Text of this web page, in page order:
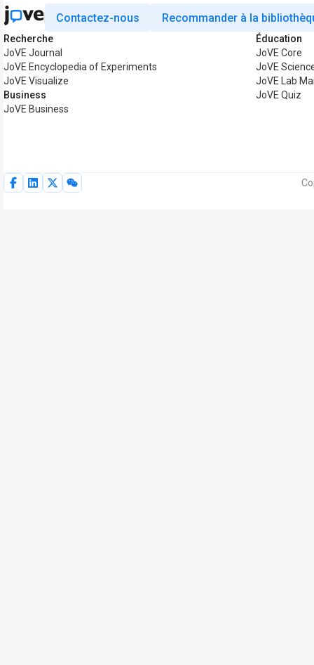
Contactez-nous Recommander à la
Recherche
JoVE Journal
JoVE Encyclopedia of Experiments
JoVE Visualize
Business
JoVE Business
Éducation
JoVE Core
JoVE
JoVE Lab
JoVE Quiz